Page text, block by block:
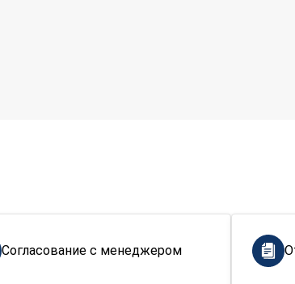
Согласование с менеджером